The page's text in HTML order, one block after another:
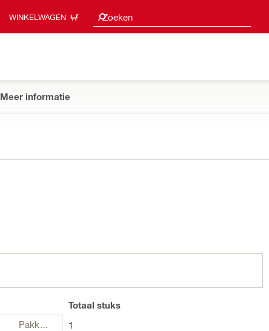
WINKELWAGEN Zoeken
Zoeksuggesties
Meer informatie
Pakketten
Totaal stuks
1